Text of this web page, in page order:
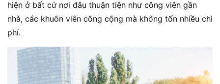
hiện ở bất cứ nơi đâu thuận tiện như công viên gần
nhà, các khuôn viên công cộng mà không tốn nhiều chi
phí.